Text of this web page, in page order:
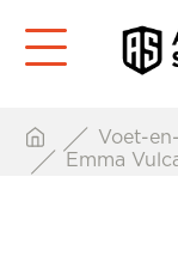
Voet-
Emma